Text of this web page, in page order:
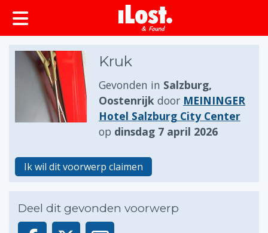
Kruk
Gevonden in Salzburg,
Oostenrijk door MEININGER
Hotel Salzburg City Center
op dinsdag 7 april 2026
Ik wil dit voorwerp claimen
Deel dit gevonden voorwerp